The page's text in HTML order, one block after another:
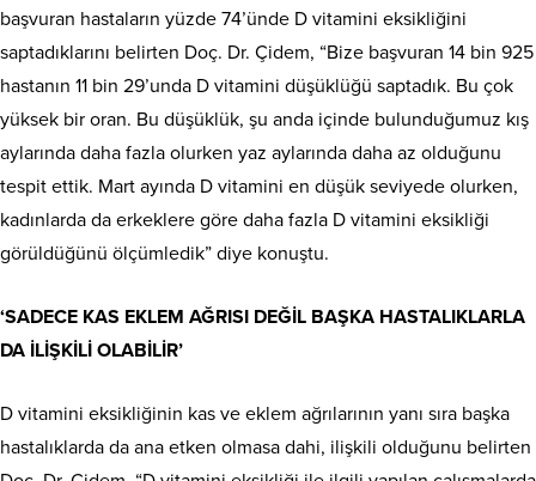
başvuran hastaların yüzde 74’ünde D vitamini eksikliğini
saptadıklarını belirten Doç. Dr. Çidem, “Bize başvuran 14 bin 925
hastanın 11 bin 29’unda D vitamini düşüklüğü saptadık. Bu çok
yüksek bir oran. Bu düşüklük, şu anda içinde bulunduğumuz kış
aylarında daha fazla olurken yaz aylarında daha az olduğunu
tespit ettik. Mart ayında D vitamini en düşük seviyede olurken,
kadınlarda da erkeklere göre daha fazla D vitamini eksikliği
görüldüğünü ölçümledik” diye konuştu.
‘SADECE KAS EKLEM AĞRISI DEĞİL BAŞKA HASTALIKLARLA
DA İLİŞKİLİ OLABİLİR’
D vitamini eksikliğinin kas ve eklem ağrılarının yanı sıra başka
hastalıklarda da ana etken olmasa dahi, ilişkili olduğunu belirten